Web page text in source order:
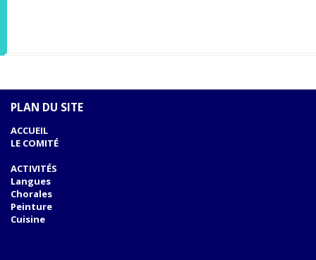
PLAN DU SITE
ACCUEIL
LE COMITÉ
ACTIVITÉS
Langues
Chorales
Peinture
Cuisine